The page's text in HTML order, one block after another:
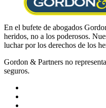
En el bufete de abogados
heridos, no a los poderosos.
luchar por los derechos de los
Gordon & Partners no
seguros.